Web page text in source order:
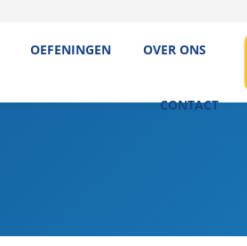
OEFENINGEN OVER ONS
CONTACT